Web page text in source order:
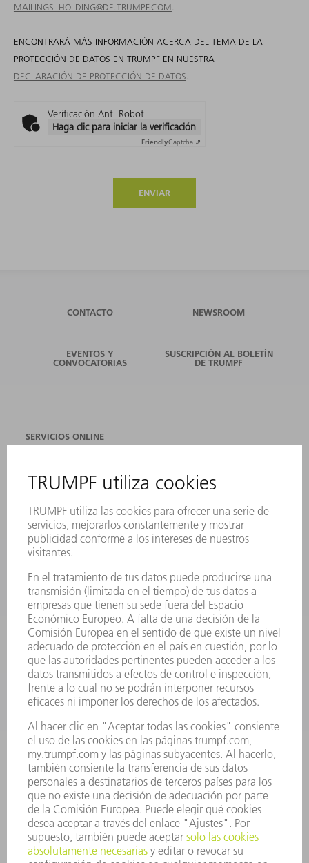
MAILINGS_HOLDING@DE.TRUMPF.COM
ENCONTRARÁ MÁS INFORMACIÓN ACERCA DEL TEMA DE LA
PROTECCIÓN DE DATOS EN TRUMPF EN NUESTRA
DECLARACIÓN DE PROTECCIÓN DE DATOS
Verificación Anti-Robot
Haga clic para iniciar la verificación
FriendlyCaptcha ⇗
ENVIAR
CONTACTO NEWSROOM
EVENTOS Y
CONVOCATORIAS
SUSCRIPCIÓN AL BOLETÍN
DE TRUMPF
SERVICIOS ONLINE
EVENTOS Y CONVOCATORIAS
REGISTRO PARA EL BOLETÍN INFORMATIVO
FICHAS TÉCNICAS DE SEGURIDAD
PRODUCTOS
MÁQUINAS Y SISTEMAS
LÁSER
HERRAMIENTAS PORTÁTILES
FÁBRICA INTELIGENTE
SOFTWARE
SERVICIOS
APLICACIONES
SECTORES
EMPRESA
CARRERA PROFESIONAL
OFERTAS DE TRABAJO
PERFIL DE LA EMPRESA
INFORME ANUAL
PRINCIPIOS CORPORATIVOS
CUMPLIMIENTO
SISTEMA DE INFORMADORES
SEGURIDAD
COMUNICADOS DE PRENSA
REVISTAS
SOSTENIBILIDAD
MEDIO AMBIENTE Y CLIMA
SOCIEDAD Y EMPRESA